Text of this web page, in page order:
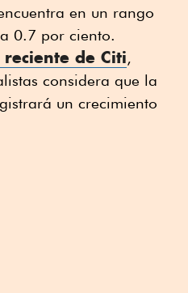
en un rango
0.7 por ciento.
de Citi,
considera que la
un crecimiento